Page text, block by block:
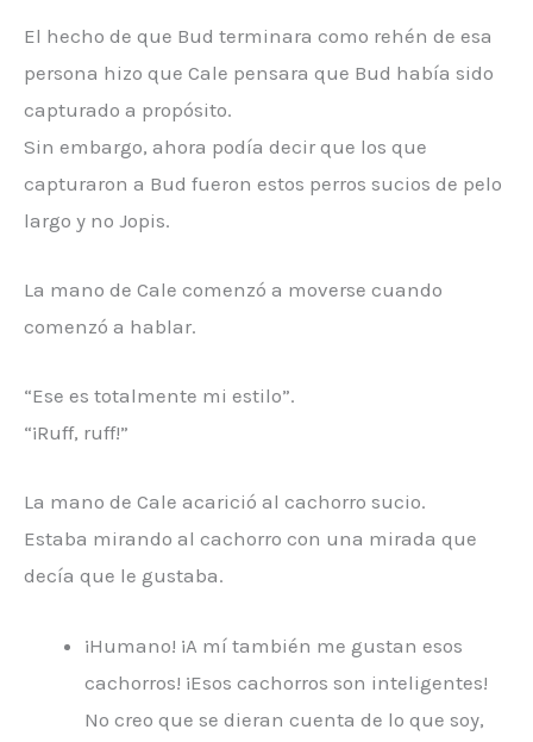
El hecho de que Bud terminara como rehén de esa
persona hizo que Cale pensara que Bud había sido
capturado a propósito.
Sin embargo, ahora podía decir que los que
capturaron a Bud fueron estos perros sucios de pelo
largo y no Jopis.
La mano de Cale comenzó a moverse cuando
comenzó a hablar.
“Ese es totalmente mi estilo”.
“¡Ruff, ruff!”
La mano de Cale acarició al cachorro sucio.
Estaba mirando al cachorro con una mirada que
decía que le gustaba.
¡Humano! ¡A mí también me gustan esos
cachorros! ¡Esos cachorros son inteligentes!
No creo que se dieran cuenta de lo que soy,